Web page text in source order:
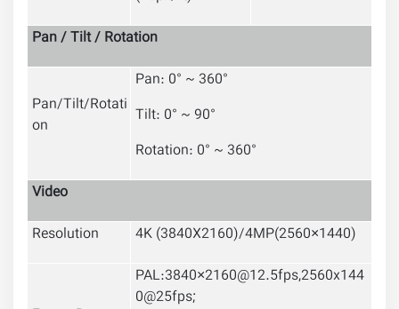
Pan / Tilt / Rotation
Pan/Tilt/Rotati
on
Pan: 0° ~ 360°
Tilt: 0° ~ 90°
Rotation: 0° ~ 360°
Video
Resolution
4K (3840X2160)/4MP(2560×1440)
PAL:3840×2160@12.5fps,2560x144
0@25fps;